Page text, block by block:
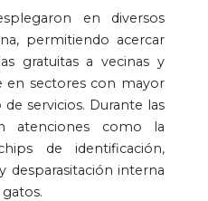
en diversos
permitiendo acercar
gratuitas a vecinas y
en sectores con mayor
servicios. Durante las
atenciones como la
de identificación,
desparasitación interna